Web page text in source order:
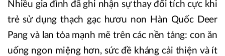
Nhiều gia đình đã ghi nhận sự thay đổi tích cực khi
trẻ sử dụng thạch gạc hươu non Hàn Quốc Deer
Pang và lan tỏa mạnh mẽ trên các nền tảng: con ăn
uống ngon miệng hơn, sức đề kháng cải thiện và ít